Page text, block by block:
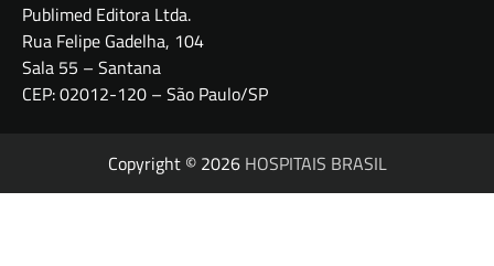
Publimed Editora Ltda.
Rua Felipe Gadelha, 104
Sala 55 – Santana
CEP: 02012-120 – São Paulo/SP
Copyright © 2026 HOSPITAIS BRASIL